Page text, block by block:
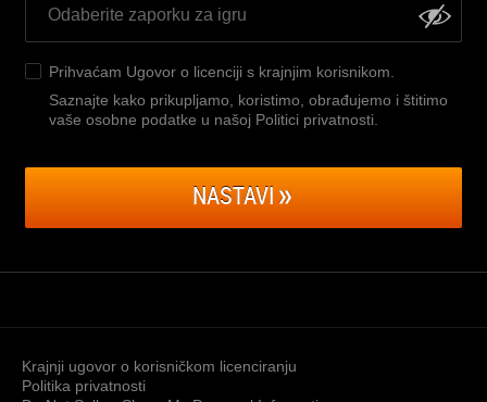
Prihvaćam Ugovor o licenciji s krajnjim korisnikom
Saznajte kako prikupljamo, koristimo, obrađujemo i štitimo
vaše osobne podatke u našoj Politici privatnosti
NASTAVI
Krajnji ugovor o korisničkom licenciranju
Politika privatnosti